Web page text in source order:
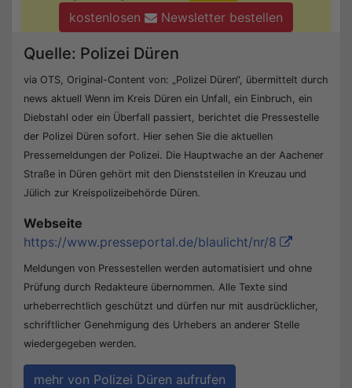
kostenlosen
Newsletter bestellen
Quelle: Polizei Düren
via OTS, Original-Content von: „Polizei Düren“, übermittelt durch
news aktuell Wenn im Kreis Düren ein Unfall, ein Einbruch, ein
Diebstahl oder ein Überfall passiert, berichtet die Pressestelle
der Polizei Düren sofort. Hier sehen Sie die aktuellen
Pressemeldungen der Polizei. Die Hauptwache an der Aachener
Straße in Düren gehört mit den Dienststellen in Kreuzau und
Jülich zur Kreispolizeibehörde Düren.
Webseite
https://www.presseportal.de/blaulicht/nr/8
Meldungen von Pressestellen werden automatisiert und ohne
Prüfung durch Redakteure übernommen. Alle Texte sind
urheberrechtlich geschützt und dürfen nur mit ausdrücklicher,
schriftlicher Genehmigung des Urhebers an anderer Stelle
wiedergegeben werden.
mehr von Polizei Düren aufrufen